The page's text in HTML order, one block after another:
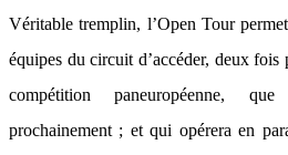
Véritable tremplin, l’Open Tour
équipes du circuit d’accéder, deux
compétition paneuropéenne,
prochainement ; et qui opérera en